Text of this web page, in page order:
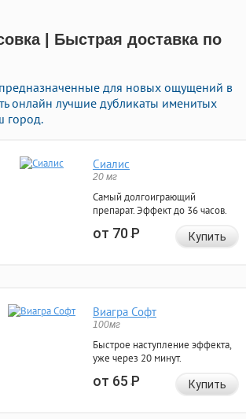
| Быстрая доставка по
для новых ощущений в
онлайн лучшие дубликаты именитых
город.
Сиалис
20 мг
Самый долгоиграющий
препарат. Эффект до 36 часов.
от 70Р Купить
Виагра Софт
100мг
Быстрое наступление эффекта,
уже через 20 минут.
от 65Р Купить